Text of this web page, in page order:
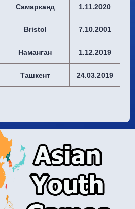
Самарканд 1.11.2020
Bristol 7.10.2001
Наманган 1.12.2019
Ташкент 24.03.2019